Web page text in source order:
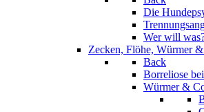
Die
Wer will
Zecken, Flöhe, Würmer
Back
Borreliose
Würmer &